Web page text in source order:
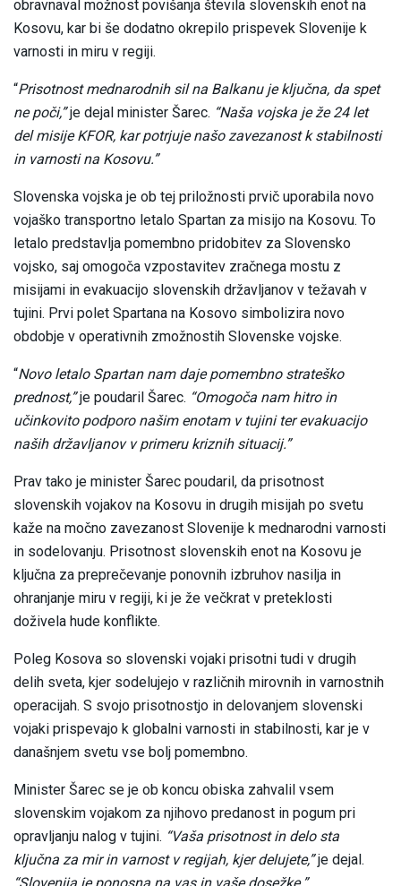
obravnaval možnost povišanja števila slovenskih enot na
Kosovu, kar bi še dodatno okrepilo prispevek Slovenije k
varnosti in miru v regiji.
“Prisotnost mednarodnih sil na Balkanu je ključna, da spet
ne poči,”je dejal minister Šarec. “Naša vojska je že 24 let
del misije KFOR, kar potrjuje našo zavezanost k stabilnosti
in varnosti na Kosovu.”
Slovenska vojska je ob tej priložnosti prvič uporabila novo
vojaško transportno letalo Spartan za misijo na Kosovu. To
letalo predstavlja pomembno pridobitev za Slovensko
vojsko, saj omogoča vzpostavitev zračnega mostu z
misijami in evakuacijo slovenskih državljanov v težavah v
tujini. Prvi polet Spartana na Kosovo simbolizira novo
obdobje v operativnih zmožnostih Slovenske vojske.
“Novo letalo Spartan nam daje pomembno strateško
prednost,”je poudaril Šarec. “Omogoča nam hitro in
učinkovito podporo našim enotam v tujini ter evakuacijo
naših državljanov v primeru kriznih situacij.”
Prav tako je minister Šarec poudaril, da prisotnost
slovenskih vojakov na Kosovu in drugih misijah po svetu
kaže na močno zavezanost Slovenije k mednarodni varnosti
in sodelovanju. Prisotnost slovenskih enot na Kosovu je
ključna za preprečevanje ponovnih izbruhov nasilja in
ohranjanje miru v regiji, ki je že večkrat v preteklosti
doživela hude konflikte.
Poleg Kosova so slovenski vojaki prisotni tudi v drugih
delih sveta, kjer sodelujejo v različnih mirovnih in varnostnih
operacijah. S svojo prisotnostjo in delovanjem slovenski
vojaki prispevajo k globalni varnosti in stabilnosti, kar je v
današnjem svetu vse bolj pomembno.
Minister Šarec se je ob koncu obiska zahvalil vsem
slovenskim vojakom za njihovo predanost in pogum pri
opravljanju nalog v tujini. “Vaša prisotnost in delo sta
ključna za mir in varnost v regijah, kjer delujete,”je dejal.